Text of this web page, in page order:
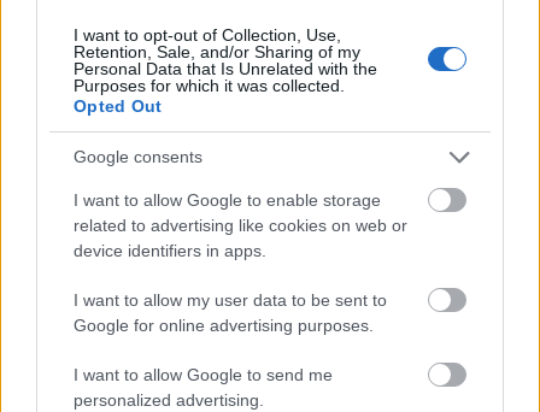
I want to opt-out of Collection, Use,
Retention, Sale, and/or Sharing of my
Personal Data that Is Unrelated with the
Purposes for which it was collected.
Opted Out
Google consents
I want to allow Google to enable storage
related to advertising like cookies on web or
device identifiers in apps.
I want to allow my user data to be sent to
Google for online advertising purposes.
I want to allow Google to send me
personalized advertising.
Közösségi kertek újratöltve!
Megyeri Szabolcs•2014. június 20.
Rég esett szó a közösségi kertekről, aminek oka lehet
az is, hogy a tavalyi, tavalyelőtti felfutás után, vagy
csak az újdonság varázsának megszűnésével a
fokozott közérdeklődés alábbhagyott. Ma viszont
egy hírlevelet kaptam, mely szerint a közösségi
Zen kert - kicsiben
Megyeri Szabolcs •2014. június 17.